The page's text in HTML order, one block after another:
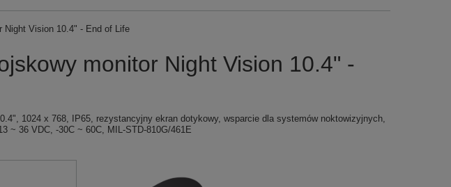
Night Vision 10.4" - End of Life
monitor Night Vision 10.4" -
1024 x 768, IP65, rezystancyjny ekran dotykowy, wsparcie dla systemów noktowizyjnych,
~ 36 VDC, -30C ~ 60C, MIL-STD-810G/461E